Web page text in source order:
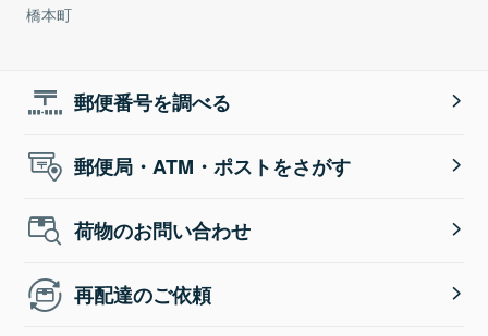
橋本町
郵便番号を調べる
郵便局・ATM・ポストをさがす
荷物のお問い合わせ
再配達のご依頼